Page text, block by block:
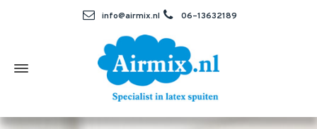
info@airmix.nl 06–13632189